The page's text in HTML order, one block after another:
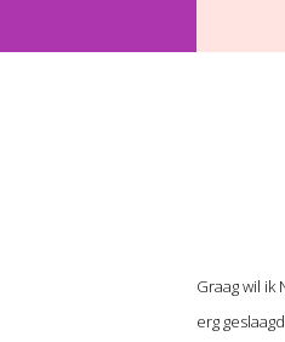
Graag wil
erg